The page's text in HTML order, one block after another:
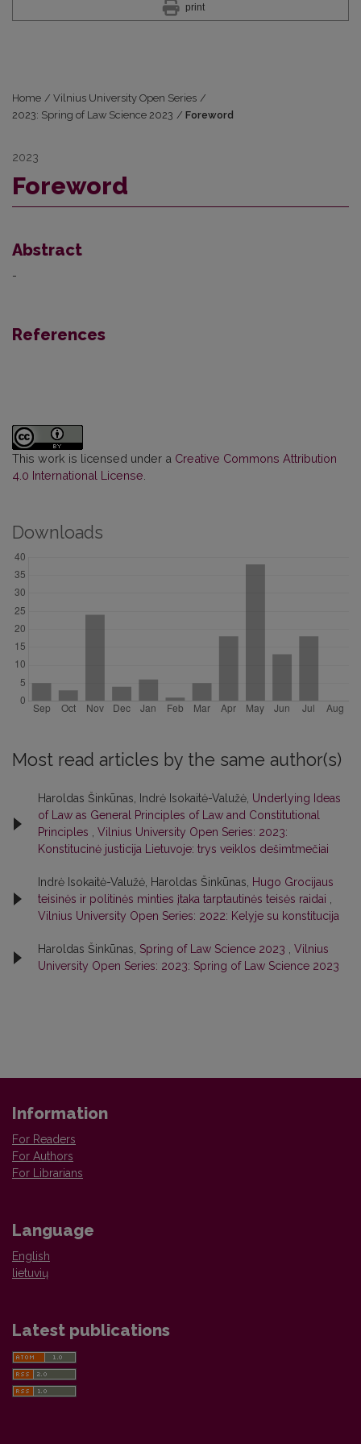
print
Home / Vilnius University Open Series /
2023: Spring of Law Science 2023 / Foreword
2023
Foreword
Abstract
-
References
This work is licensed under a Creative Commons Attribution
4.0 International License
Downloads
Most read articles by the same author(s)
Haroldas Šinkūnas, Indrė Isokaitė-Valužė, Underlying Ideas
of Law as General Principles of Law and Constitutional
Principles
Vilnius University Open Series: 2023:
Konstitucinė justicija Lietuvoje: trys veiklos dešimtmečiai
Indrė Isokaitė-Valužė, Haroldas Šinkūnas,
Hugo Grocijaus
teisinės ir politinės minties įtaka tarptautinės teisės raidai
Vilnius University Open Series: 2022: Kelyje su konstitucija
Haroldas Šinkūnas, Spring of Law Science 2023
Vilnius
University Open Series: 2023: Spring of Law Science 2023
Information
For Readers
For Authors
For Librarians
Language
English
lietuvių
Latest publications